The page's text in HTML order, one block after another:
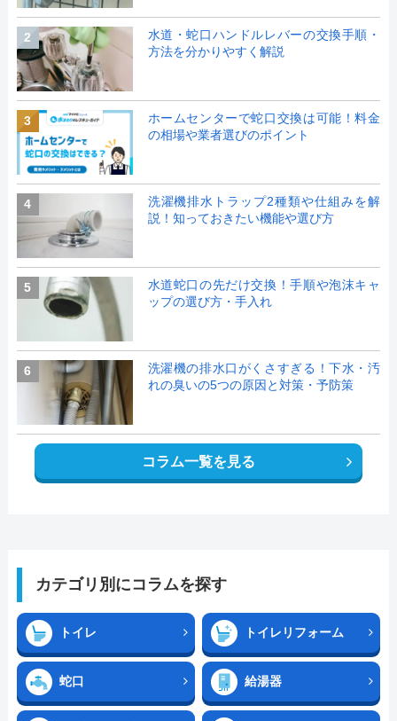
2
水道・蛇口ハンドルレバーの交換手順・
方法を分かりやすく解説
3
ホームセンターで蛇口交換は可能！料金
の相場や業者選びのポイント
4
洗濯機排水トラップ2種類や仕組みを解
説！知っておきたい機能や選び方
5
水道蛇口の先だけ交換！手順や泡沫キャ
ップの選び方・手入れ
6
洗濯機の排水口がくさすぎる！下水・汚
れの臭いの5つの原因と対策・予防策
コラム一覧を見る
カテゴリ別にコラムを探す
トイレ トイレリフォーム
蛇口 給湯器